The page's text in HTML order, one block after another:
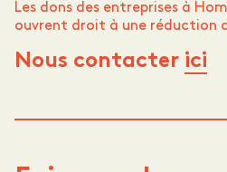
Les dons des entreprises à
ouvrent droit à une réduction
Nous contacter ici